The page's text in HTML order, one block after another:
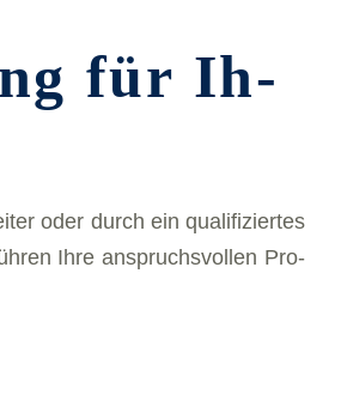
für Ih­
oder durch ein qua­li­fi­zier­tes
Ih­re an­spruchs­vol­len Pro­